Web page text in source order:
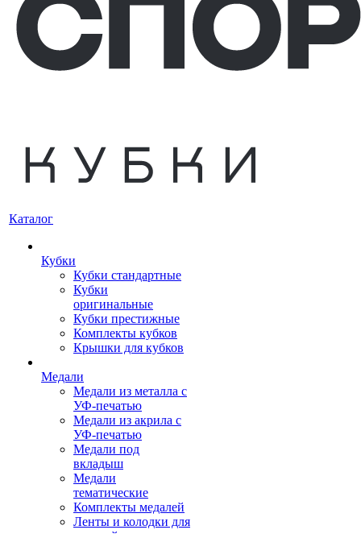
Каталог
Кубки
Кубки стандартные
Кубки
оригинальные
Кубки престижные
Комплекты кубков
Крышки для кубков
Медали
Медали из металла с
УФ-печатью
Медали из акрила с
УФ-печатью
Медали под
вкладыш
Медали
тематические
Комплекты медалей
Ленты и колодки для